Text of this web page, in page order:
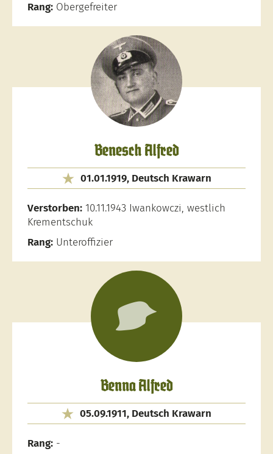
Rang: Obergefreiter
Benesch Alfred
01.01.1919, Deutsch Krawarn
Verstorben: 10.11.1943 Iwankowczi, westlich
Krementschuk
Rang: Unteroffizier
Benna Alfred
05.09.1911, Deutsch Krawarn
Rang: -